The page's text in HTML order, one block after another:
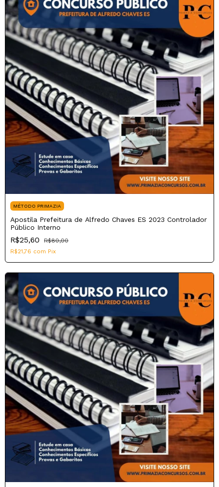
MÉTODO PRIMAZIA
Apostila Prefeitura de Alfredo Chaves ES 2023 Controlador
Público Interno
R$25,60
R$80,00
R$21,76 com Pix